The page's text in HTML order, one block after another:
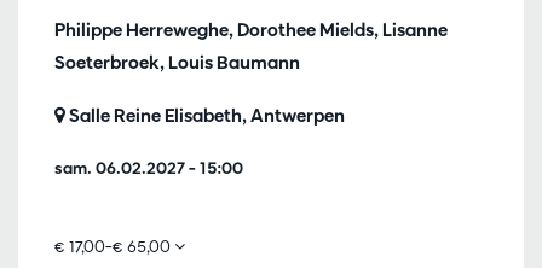
Philippe Herreweghe, Dorothee Mields, Lisanne
Soeterbroek, Louis Baumann
sam. 06.02.2027– 15:00
Salle Reine Elisabeth, Antwerpen
€ 17,00–€ 65,00